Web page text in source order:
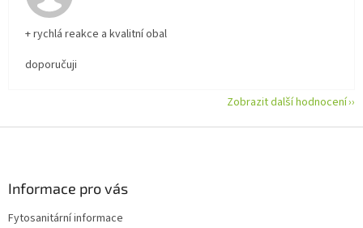
+ rychlá reakce a kvalitní obal
doporučuji
Zobrazit další hodnocení
Informace pro vás
Fytosanitární informace